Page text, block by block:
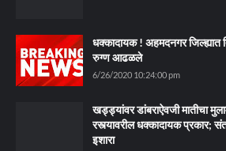
धक्कादायक ! अहमदनगर जिल्ह्यात
रुग्ण आढळले
6/26/2020 10:24:00 pm
खड्ड्यांवर डांबराऐवजी मातीचा
रस्त्यावरील धक्कादायक प्रकार;
इशारा